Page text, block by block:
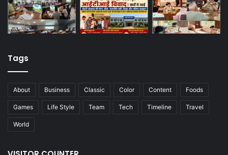
Tags
About Business Classic Color Content Foods
Games Life Style Team Tech Timeline Travel
World